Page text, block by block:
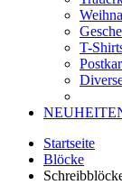
T-
Startseite
Blöcke